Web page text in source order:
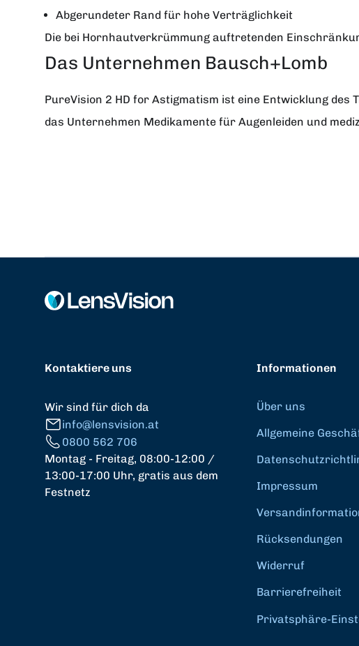
Abgerundeter Rand für hohe Verträglichkeit
Die bei Hornhautverkrümmung auftretenden
Das Unternehmen Bausch+Lomb
PureVision 2 HD for Astigmatism ist eine Entwicklung des
das Unternehmen Medikamente für Augenleiden und
Kontaktiere uns
Wir sind für dich da
info@lensvision.at
0800 562 706
Montag - Freitag, 08:00-12:00 /
13:00-17:00 Uhr, gratis aus dem
Festnetz
Informationen
Über uns
Allgemeine
Impressum
Rücksendungen
Widerruf
Barrierefreiheit
Privatsphäre-